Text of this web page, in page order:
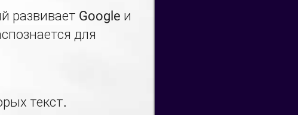
развивает Google и
для
текст.